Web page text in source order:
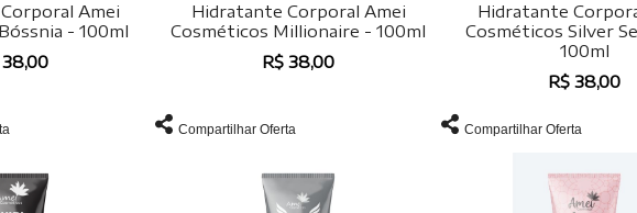
Amei
- 100ml
38,00
Hidratante Corporal Amei
Cosméticos Millionaire - 100ml
R$ 38,00
Compartilhar Oferta
Hidratante
Cosméticos Silver
100ml
R$ 38,00
Compartilhar Oferta